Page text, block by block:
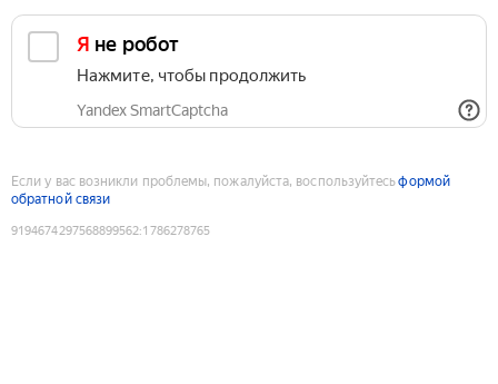
Я не робот
Нажмите, чтобы продолжить
Yandex SmartCaptcha
Если у вас возникли проблемы, пожалуйста, воспользуйтесьформой
обратной связи
9194674297568899562:1786278765